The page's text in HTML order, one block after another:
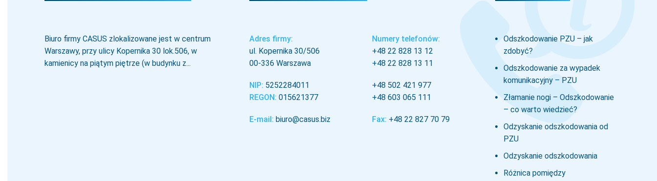
Biuro firmy CASUS zlokalizowane jest w centrum
Warszawy, przy ulicy Kopernika 30 lok.506, w
kamienicy na piątym piętrze (w budynku z...
Adres firmy:
ul. Kopernika 30/506
00-336 Warszawa
NIP: 5252284011
REGON: 015621377
E-mail: biuro@casus.biz
Numery telefonów:
+48 22 828 13 12
+48 22 828 13 11
+48 502 421 977
+48 603 065 111
Fax: +48 22 827 70 79
Odszkodowanie PZU – jak
zdobyć?
Odszkodowanie za wypadek
komunikacyjny – PZU
Złamanie nogi – Odszkodowanie
– co warto wiedzieć?
Odzyskanie odszkodowania od
PZU
Odzyskanie odszkodowania
Różnica pomiędzy